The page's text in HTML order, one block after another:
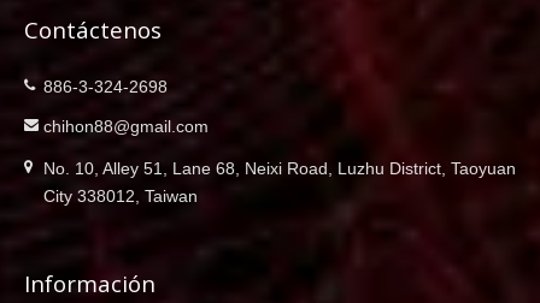
Contáctenos
886-3-324-2698
chihon88@gmail.com
No. 10, Alley 51, Lane 68, Neixi Road, Luzhu District, Taoyuan
City 338012, Taiwan
Información